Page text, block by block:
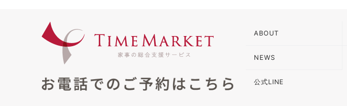
ABOUT
NEWS
公式LINE